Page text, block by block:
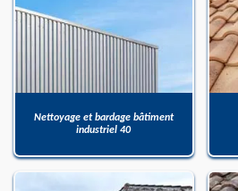
Nettoyage et bardage bâtiment
industriel 40